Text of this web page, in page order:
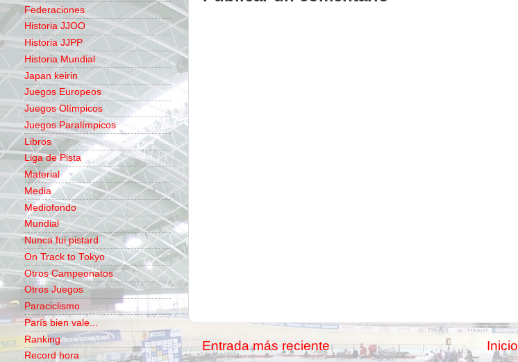
Entrada más reciente Inicio
Federaciones
Historia JJOO
Historia JJPP
Historia Mundial
Japan keirin
Juegos Europeos
Juegos Olímpicos
Juegos Paralímpicos
Libros
Liga de Pista
Material
Media
Mediofondo
Mundial
Nunca fui pistard
On Track to Tokyo
Otros Campeonatos
Otros Juegos
Paraciclismo
París bien vale...
Ranking
Record hora